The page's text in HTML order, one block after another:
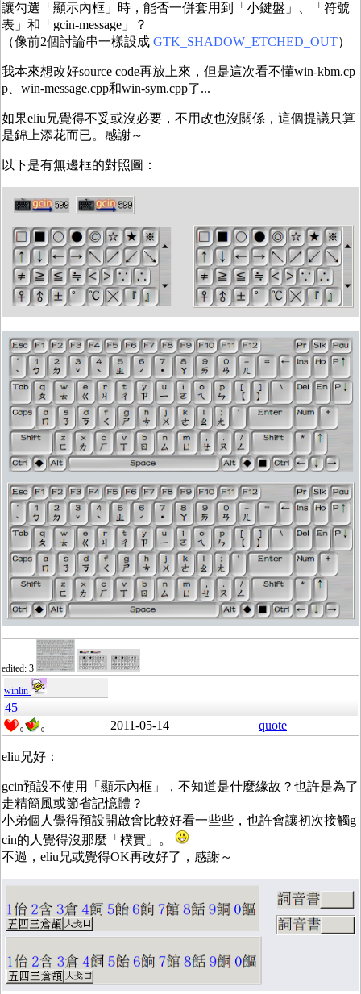
讓勾選「顯示內框」時，能否一併套用到「小鍵盤」、「符號
表」和「gcin-message」？
（像前2個討論串一樣設成 GTK_SHADOW_ETCHED_OUT）
我本來想改好source code再放上來，但是這次看不懂win-kbm.cp
p、win-message.cpp和win-sym.cpp了...
如果eliu兄覺得不妥或沒必要，不用改也沒關係，這個提議只算
是錦上添花而已。感謝～
以下是有無邊框的對照圖：
edited: 3
winlin
45
0 0 2011-05-14 quote
eliu兄好：
gcin預設不使用「顯示內框」，不知道是什麼緣故？也許是為了
走精簡風或節省記憶體？
小弟個人覺得預設開啟會比較好看一些些，也許會讓初次接觸g
cin的人覺得沒那麼「樸實」。
不過，eliu兄或覺得OK再改好了，感謝～